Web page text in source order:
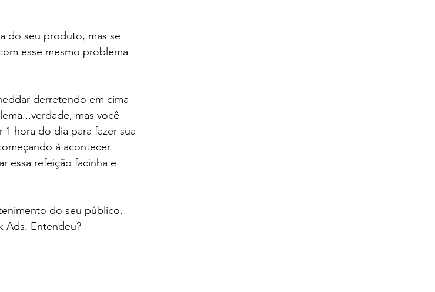
esse mesmo problema
derretendo em cima
mas você
hora do dia para fazer sua
à acontecer.
essa refeição facinha e
do seu público,
Ads. Entendeu?